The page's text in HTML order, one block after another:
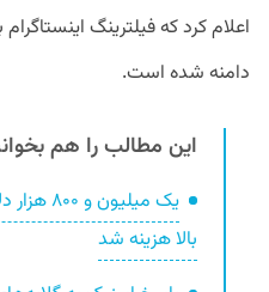
اعلام کرد که فیلترینگ
دامنه شده است.
این مطالب را هم
بالا هزینه شد